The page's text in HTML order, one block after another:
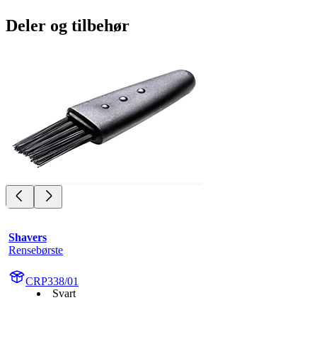
Deler og tilbehør
Shavers
Rensebørste
CRP338/01
Svart